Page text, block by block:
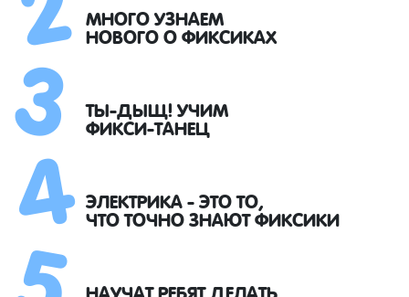
МНОГО УЗНАЕМ
НОВОГО О ФИКСИКАХ
ТЫ-ДЫЩ! УЧИМ
ФИКСИ-ТАНЕЦ
ЭЛЕКТРИКА - ЭТО ТО,
ЧТО ТОЧНО ЗНАЮТ ФИКСИКИ